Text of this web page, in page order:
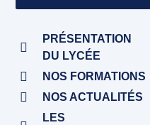
PRÉSENTATION
DU LYCÉE
NOS FORMATIONS
NOS ACTUALITÉS
LES